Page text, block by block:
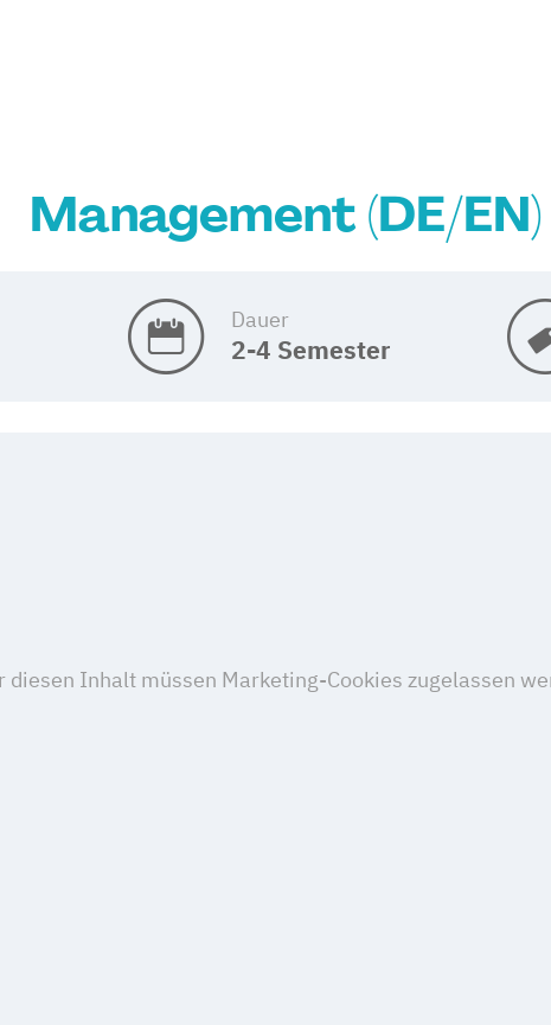
Management (DE/EN)
Dauer
2-4 Semester